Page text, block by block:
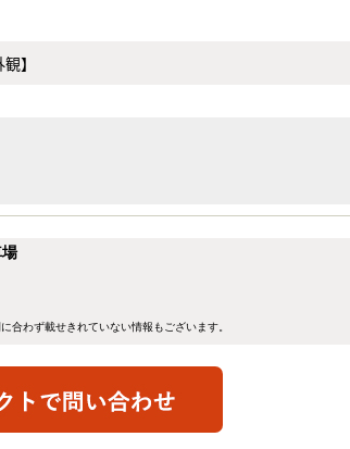
観】
合わず載せきれていない情報もございます。